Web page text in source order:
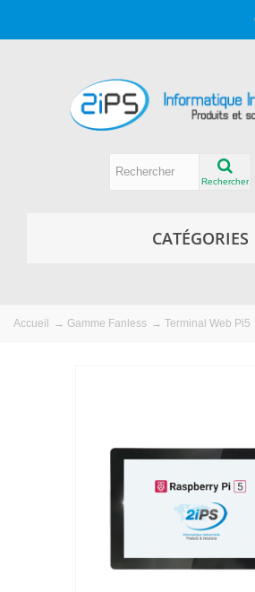
Rechercher
CATÉGORIES
Accueil → Gamme Fanless → Terminal Web Pi5